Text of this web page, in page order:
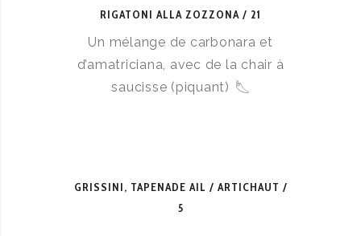
RIGATONI ALLA ZOZZONA 21
Un mélange de carbonara et
d’amatriciana, avec de la chair à
saucisse (piquant)
GRISSINI, TAPENADE AIL / ARTICHAUT
5